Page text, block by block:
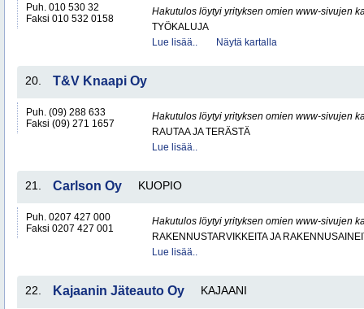
Puh. 010 530 32
Faksi 010 532 0158
Hakutulos löytyi yrityksen omien www-sivujen
TYÖKALUJA
Lue lisää..
Näytä kartalla
20. T&V Knaapi Oy
Puh. (09) 288 633
Faksi (09) 271 1657
Hakutulos löytyi yrityksen omien www-sivujen
RAUTAA JA TERÄSTÄ
Lue lisää..
21. Carlson Oy KUOPIO
Puh. 0207 427 000
Faksi 0207 427 001
Hakutulos löytyi yrityksen omien www-sivujen
RAKENNUSTARVIKKEITA JA
Lue lisää..
22. Kajaanin Jäteauto Oy KAJAANI